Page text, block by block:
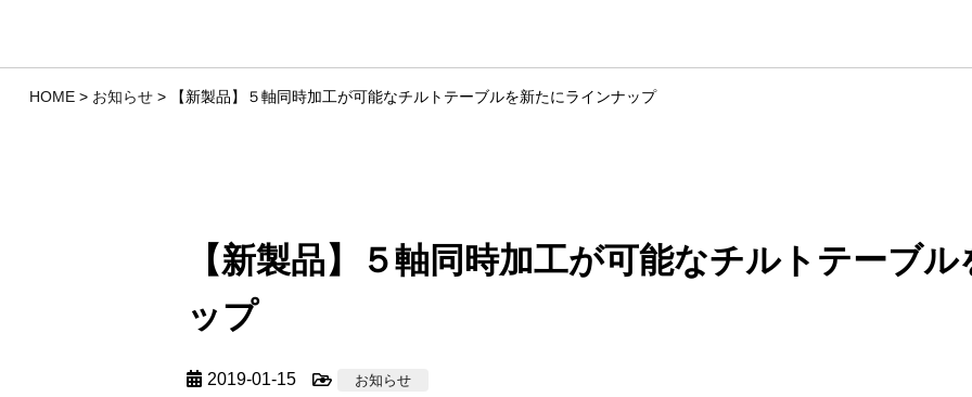
HOME> お知らせ> 【新製品】５軸同時加工が可能なチルトテーブルを新たにラインナップ
【新製品】５軸同時加工が可能なチルトテーブ
ップ
2019-01-15 お知らせ